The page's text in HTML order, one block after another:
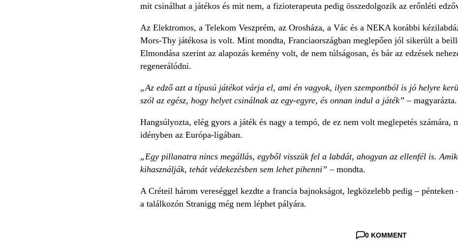
mit csinálhat a játékos és mit nem, a fizioterapeuta pedig összedolgozik az erőnléti
Az Elektromos, a Telekom Veszprém, az Orosháza, a Vác és a NEKA korábbi
Mors-Thy játékosa is volt. Mint mondta, Franciaországban meglepően jól sikerült a
Elmondása szerint az alapozás kemény volt, de nem túlságosan, és bár az edzések
regenerálódni.
„Az edző azt a típusú játékot várja el, ami én vagyok, ilyen szempontból is jó helyre
szól az egész, hogy helyet csinálnak az egy-egyre, és onnan indul a játék” – magyarázta.
Hangsúlyozta, elég gyors a játék és nagy a tempó, de ez nem volt meglepetés
idényben az Európa-ligában.
„Egy pillanatra nincs megállás, egyből visszük fel a labdát, ahogyan az ellenfél is.
kihasználják, tehát védekezésben sem lehet pihenni”– mondta.
A Créteil három vereséggel kezdte a francia bajnokságot, legközelebb pedig –
a találkozón Stranigg még nem léphet pályára.
0 KOMMENT